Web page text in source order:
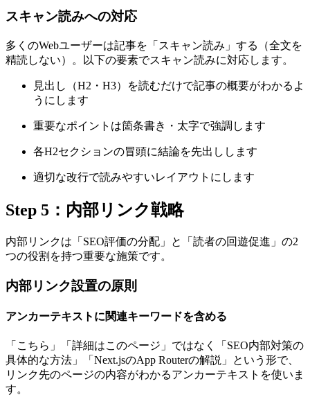
スキャン読みへの対応
多くのWebユーザーは記事を「スキャン読み」する（全文を
精読しない）。以下の要素でスキャン読みに対応します。
見出し（H2・H3）を読むだけで記事の概要がわかるよ
うにします
重要なポイントは箇条書き・太字で強調します
各H2セクションの冒頭に結論を先出しします
適切な改行で読みやすいレイアウトにします
Step 5：内部リンク戦略
内部リンクは「SEO評価の分配」と「読者の回遊促進」の2
つの役割を持つ重要な施策です。
内部リンク設置の原則
アンカーテキストに関連キーワードを含める
「こちら」「詳細はこのページ」ではなく「SEO内部対策の
具体的な方法」「Next.jsのApp Routerの解説」という形で、
リンク先のページの内容がわかるアンカーテキストを使いま
す。